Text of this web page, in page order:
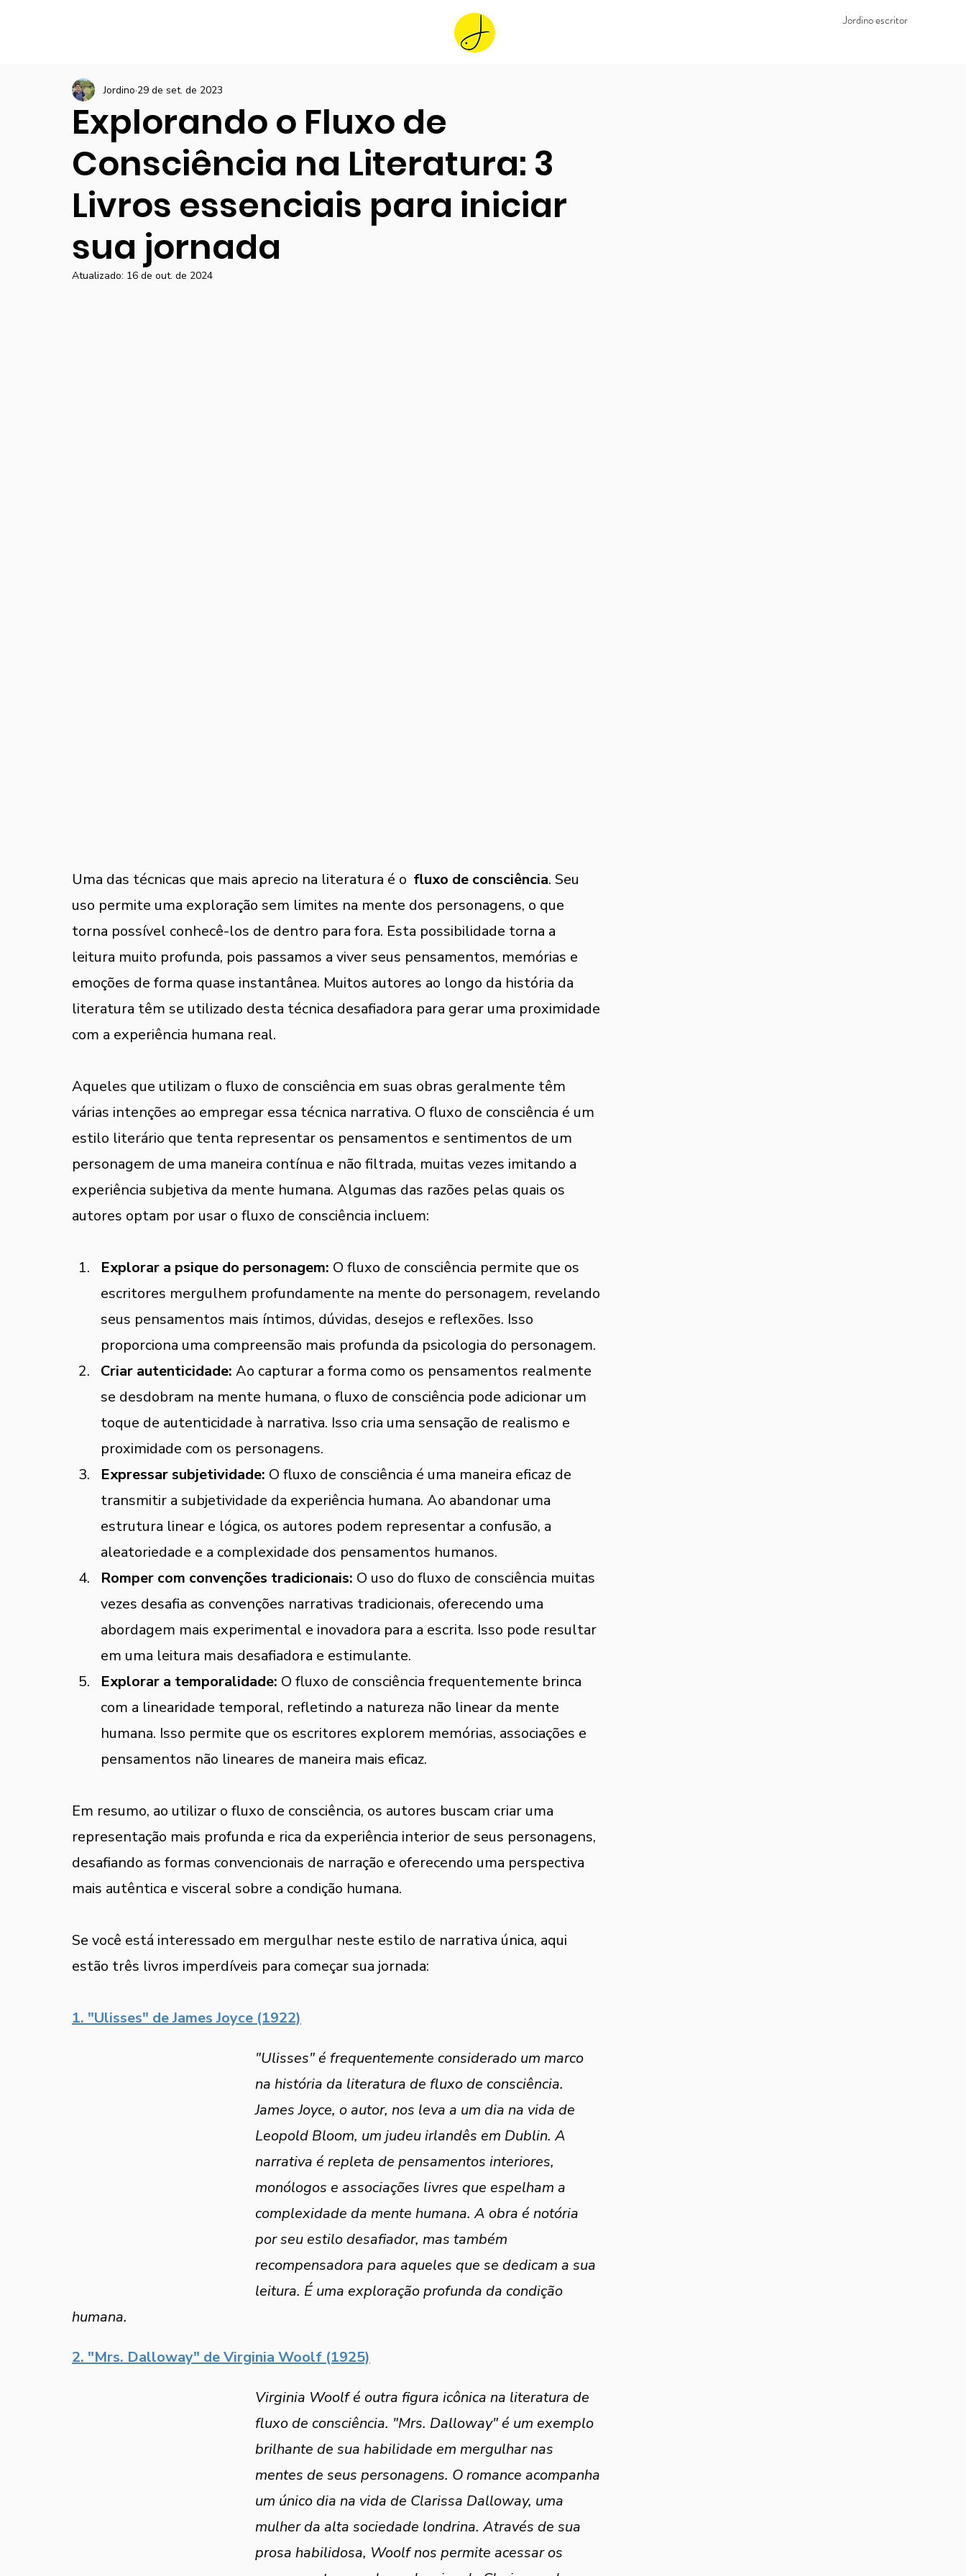
Jordino escritor
Explorando o Fluxo de
Consciência na Literatura: 3
Livros essenciais para iniciar
sua jornada
Jordino 29 de set. de 2023
Atualizado: 16 de out. de 2024
Uma das técnicas que mais aprecio na literatura é o fluxo de consciência. Seu
uso permite uma exploração sem limites na mente dos personagens, o que
torna possível conhecê-los de dentro para fora. Esta possibilidade torna a
leitura muito profunda, pois passamos a viver seus pensamentos, memórias e
emoções de forma quase instantânea. Muitos autores ao longo da história da
literatura têm se utilizado desta técnica desafiadora para gerar uma proximidade
com a experiência humana real.
Aqueles que utilizam o fluxo de consciência em suas obras geralmente têm
várias intenções ao empregar essa técnica narrativa. O fluxo de consciência é um
estilo literário que tenta representar os pensamentos e sentimentos de um
personagem de uma maneira contínua e não filtrada, muitas vezes imitando a
experiência subjetiva da mente humana. Algumas das razões pelas quais os
autores optam por usar o fluxo de consciência incluem:
Explorar a psique do personagem: O fluxo de consciência permite que os
escritores mergulhem profundamente na mente do personagem, revelando
seus pensamentos mais íntimos, dúvidas, desejos e reflexões. Isso
proporciona uma compreensão mais profunda da psicologia do personagem.
Criar autenticidade: Ao capturar a forma como os pensamentos realmente
se desdobram na mente humana, o fluxo de consciência pode adicionar um
toque de autenticidade à narrativa. Isso cria uma sensação de realismo e
proximidade com os personagens.
Expressar subjetividade: O fluxo de consciência é uma maneira eficaz de
transmitir a subjetividade da experiência humana. Ao abandonar uma
estrutura linear e lógica, os autores podem representar a confusão, a
aleatoriedade e a complexidade dos pensamentos humanos.
Romper com convenções tradicionais: O uso do fluxo de consciência muitas
vezes desafia as convenções narrativas tradicionais, oferecendo uma
abordagem mais experimental e inovadora para a escrita. Isso pode resultar
em uma leitura mais desafiadora e estimulante.
Explorar a temporalidade: O fluxo de consciência frequentemente brinca
com a linearidade temporal, refletindo a natureza não linear da mente
humana. Isso permite que os escritores explorem memórias, associações e
pensamentos não lineares de maneira mais eficaz.
Em resumo, ao utilizar o fluxo de consciência, os autores buscam criar uma
representação mais profunda e rica da experiência interior de seus personagens,
desafiando as formas convencionais de narração e oferecendo uma perspectiva
mais autêntica e visceral sobre a condição humana.
Se você está interessado em mergulhar neste estilo de narrativa única, aqui
estão três livros imperdíveis para começar sua jornada:
1. "Ulisses" de James Joyce (1922)
"Ulisses" é frequentemente considerado um marco
na história da literatura de fluxo de consciência.
James Joyce, o autor, nos leva a um dia na vida de
Leopold Bloom, um judeu irlandês em Dublin. A
narrativa é repleta de pensamentos interiores,
monólogos e associações livres que espelham a
complexidade da mente humana. A obra é notória
por seu estilo desafiador, mas também
recompensadora para aqueles que se dedicam a sua
leitura. É uma exploração profunda da condição
humana.
2. "Mrs. Dalloway" de Virginia Woolf (1925)
Virginia Woolf é outra figura icônica na literatura de
fluxo de consciência. "Mrs. Dalloway" é um exemplo
brilhante de sua habilidade em mergulhar nas
mentes de seus personagens. O romance acompanha
um único dia na vida de Clarissa Dalloway, uma
mulher da alta sociedade londrina. Através de sua
prosa habilidosa, Woolf nos permite acessar os